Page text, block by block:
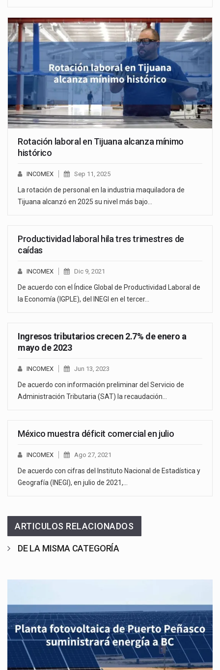
Rotación laboral en Tijuana alcanza mínimo
histórico
INCOMEX Sep 11, 2025
La rotación de personal en la industria maquiladora de
Tijuana alcanzó en 2025 su nivel más bajo…
Productividad laboral hila tres trimestres de
caídas
INCOMEX Dic 9, 2021
De acuerdo con el Índice Global de Productividad Laboral de
la Economía (IGPLE), del INEGI en el tercer…
Ingresos tributarios crecen 2.7% de enero a
mayo de 2023
INCOMEX Jun 13, 2023
De acuerdo con información preliminar del Servicio de
Administración Tributaria (SAT) la recaudación…
México muestra déficit comercial en julio
INCOMEX Ago 27, 2021
De acuerdo con cifras del Instituto Nacional de Estadística y
Geografía (INEGI), en julio de 2021,…
ARTICULOS RELACIONADOS
DE LA MISMA CATEGORÍA